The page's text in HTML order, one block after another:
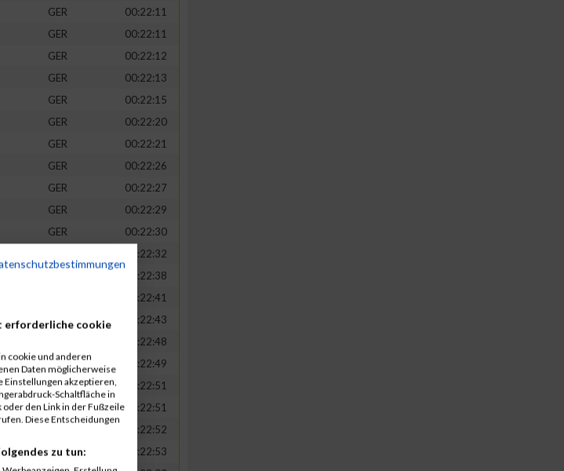
GER
00:22:11
GER
00:22:11
GER
00:22:12
GER
00:22:13
GER
00:22:15
GER
00:22:20
GER
00:22:21
GER
00:22:26
GER
00:22:27
GER
00:22:29
GER
00:22:30
00:22:32
00:22:38
00:22:41
GER
00:22:43
00:22:48
GER
00:22:49
GER
00:22:51
GER
00:22:51
00:22:52
GER
00:22:53
erforderliche cookie
cookie und anderen
Daten möglicherweise
Einstellungen akzeptieren,
Schaltfläche in
den Link in der Fußzeile
Diese Entscheidungen
zu tun: